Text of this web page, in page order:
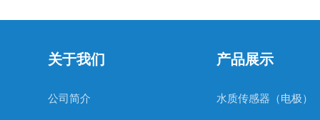
关于我们
公司简介
产品展示
水质传感器（电极）